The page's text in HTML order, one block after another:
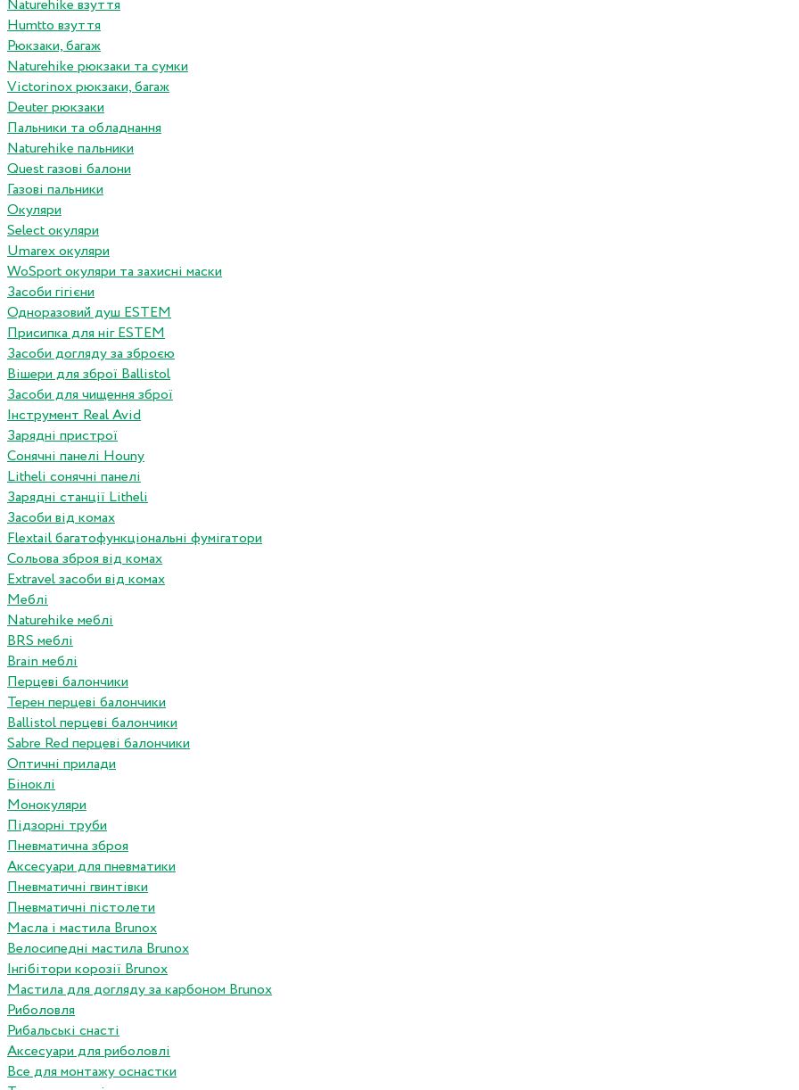
Naturehike взуття
Humtto взуття
Рюкзаки, багаж
Naturehike рюкзаки та сумки
Victorinox рюкзаки, багаж
Deuter рюкзаки
Пальники та обладнання
Naturehike пальники
Quest газові балони
Газові пальники
Окуляри
Select окуляри
Umarex окуляри
WoSport окуляри та захисні маски
Засоби гігієни
Одноразовий душ ESTEM
Присипка для ніг ESTEM
Засоби догляду за зброєю
Вішери для зброї Ballistol
Засоби для чищення зброї
Інструмент Real Avid
Зарядні пристрої
Сонячні панелі Houny
Litheli сонячні панелі
Зарядні станції Litheli
Засоби від комах
Flextail багатофункціональні фумігатори
Сольова зброя від комах
Extravel засоби від комах
Меблі
Naturehike меблі
BRS меблі
Brain меблі
Перцеві балончики
Терен перцеві балончики
Ballistol перцеві балончики
Sabre Red перцеві балончики
Оптичні прилади
Біноклі
Монокуляри
Підзорні труби
Пневматична зброя
Аксесуари для пневматики
Пневматичні гвинтівки
Пневматичні пістолети
Масла і мастила Brunox
Велосипедні мастила Brunox
Інгібітори корозії Brunox
Мастила для догляду за карбоном Brunox
Риболовля
Рибальські снасті
Аксесуари для риболовлі
Все для монтажу оснастки